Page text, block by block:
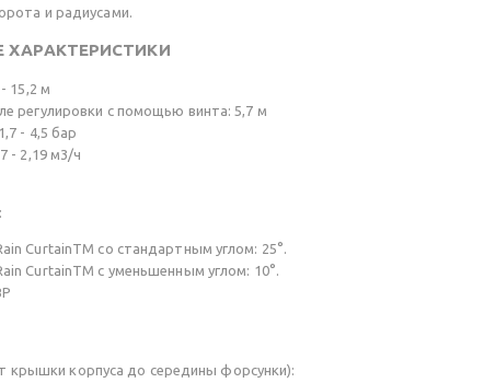
и радиусами.
ХАРАКТЕРИСТИКИ
15,2 м
регулировки с помощью винта: 5,7 м
- 4,5 бар
- 2,19 м3/ч
CurtainTM со стандартным углом: 25°.
CurtainTM с уменьшенным углом: 10°.
крышки корпуса до середины форсунки):